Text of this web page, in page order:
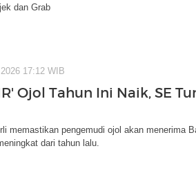
dan Grab
17:12 WIB
Ojol Tahun Ini Naik, SE
memastikan pengemudi ojol akan menerima
dari tahun lalu.